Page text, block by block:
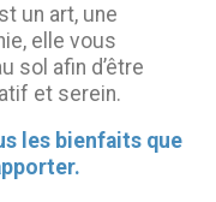
un art, une
elle vous
sol afin d’être
et serein.
les bienfaits que